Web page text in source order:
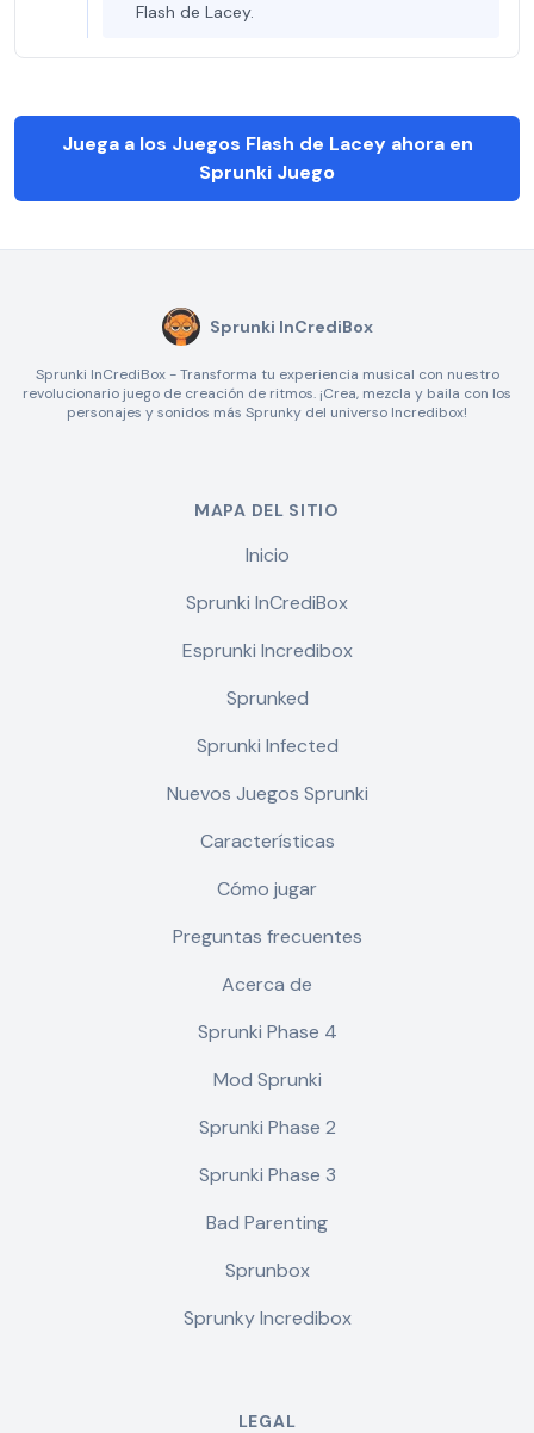
Flash de Lacey.
Juega a los Juegos Flash de Lacey ahora en
Sprunki Juego
Sprunki InCrediBox
Sprunki InCrediBox - Transforma tu experiencia musical con nuestro
revolucionario juego de creación de ritmos. ¡Crea, mezcla y baila con los
personajes y sonidos más Sprunky del universo Incredibox!
MAPA DEL SITIO
Inicio
Sprunki InCrediBox
Esprunki Incredibox
Sprunked
Sprunki Infected
Nuevos Juegos Sprunki
Características
Cómo jugar
Preguntas frecuentes
Acerca de
Sprunki Phase 4
Mod Sprunki
Sprunki Phase 2
Sprunki Phase 3
Bad Parenting
Sprunbox
Sprunky Incredibox
LEGAL